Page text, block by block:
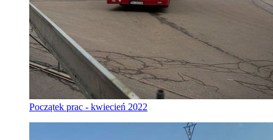
Początek prac - kwiecień 2022